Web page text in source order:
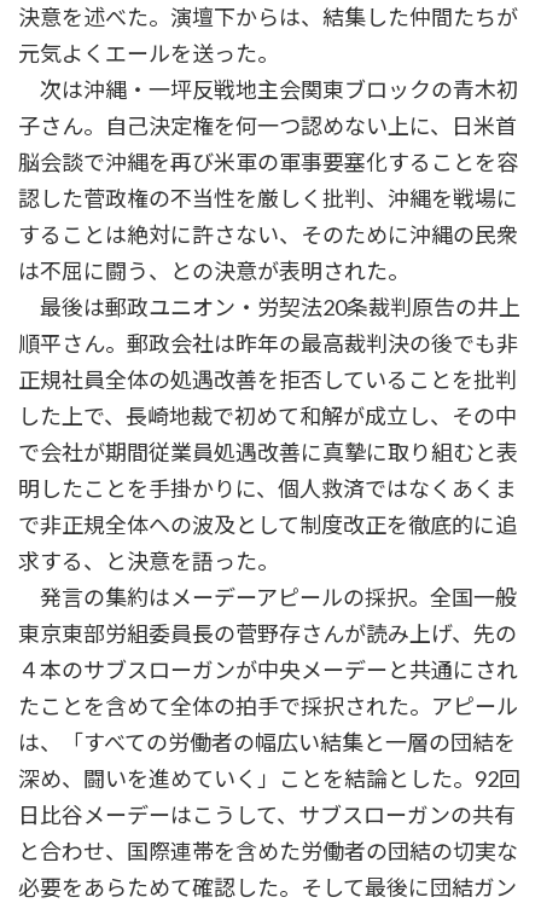
決意を述べた。演壇下からは、結集した仲間たちが
元気よくエールを送った。
次は沖縄・一坪反戦地主会関東ブロックの青木初
子さん。自己決定権を何一つ認めない上に、日米首
脳会談で沖縄を再び米軍の軍事要塞化することを容
認した菅政権の不当性を厳しく批判、沖縄を戦場に
することは絶対に許さない、そのために沖縄の民衆
は不屈に闘う、との決意が表明された。
最後は郵政ユニオン・労契法20条裁判原告の井上
順平さん。郵政会社は昨年の最高裁判決の後でも非
正規社員全体の処遇改善を拒否していることを批判
した上で、長崎地裁で初めて和解が成立し、その中
で会社が期間従業員処遇改善に真摯に取り組むと表
明したことを手掛かりに、個人救済ではなくあくま
で非正規全体への波及として制度改正を徹底的に追
求する、と決意を語った。
発言の集約はメーデーアピールの採択。全国一般
東京東部労組委員長の菅野存さんが読み上げ、先の
４本のサブスローガンが中央メーデーと共通にされ
たことを含めて全体の拍手で採択された。アピール
は、「すべての労働者の幅広い結集と一層の団結を
深め、闘いを進めていく」ことを結論とした。92回
日比谷メーデーはこうして、サブスローガンの共有
と合わせ、国際連帯を含めた労働者の団結の切実な
必要をあらためて確認した。そして最後に団結ガン